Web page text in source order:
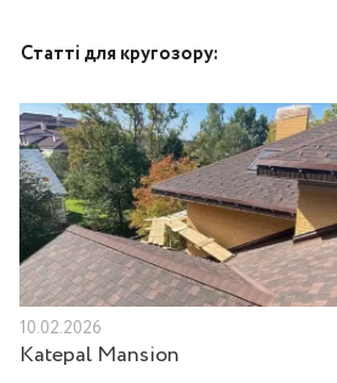
Статті для кругозору:
10.02.2026
Katepal Mansion